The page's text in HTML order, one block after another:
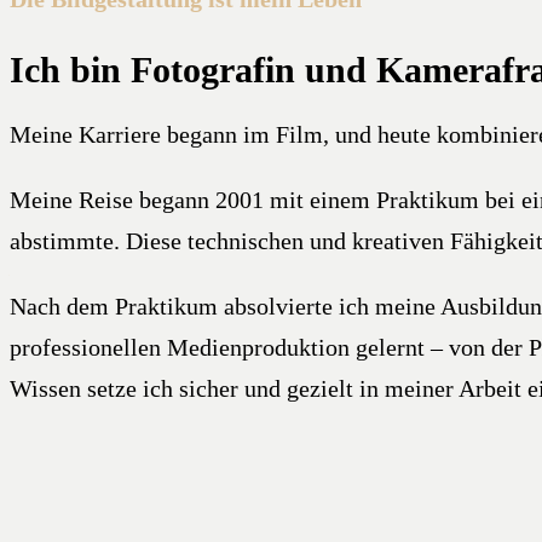
Ich bin Fotografin und
Meine Karriere begann im Film, und heute
Meine Reise begann 2001 mit einem Praktikum bei
abstimmte. Diese technischen und kreativen
Nach dem Praktikum absolvierte ich meine
professionellen Medienproduktion gelernt – von der
Wissen setze ich sicher und gezielt in meiner Arbeit